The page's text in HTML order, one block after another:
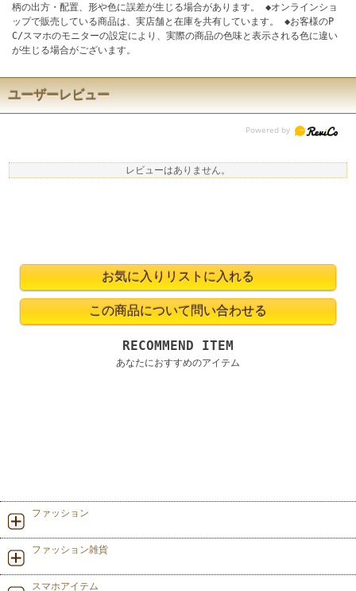
柄の出方・配置、形や色に誤差が生じる場合があります。 ◆オンラインショ
ップで販売している商品は、実店舗と在庫を共有しています。 ◆お客様のP
C/スマホのモニターの設定により、実際の商品の色味と表示される色に違い
が生じる場合がございます。
ユーザーレビュー
レビューはありません。
RECOMMEND ITEM
あなたにおすすめのアイテム
ファッション
ファッション雑貨
スマホアイテム